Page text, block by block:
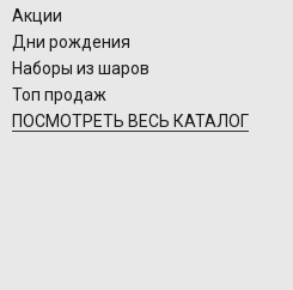
Акции
Дни рождения
Наборы из шаров
Топ продаж
ПОСМОТРЕТЬ ВЕСЬ КАТАЛОГ